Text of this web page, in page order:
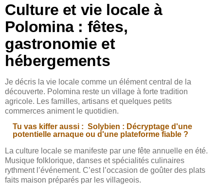
Culture et vie locale à
Polomina : fêtes,
gastronomie et
hébergements
Je décris la vie locale comme un élément central de la
découverte. Polomina reste un village à forte tradition
agricole. Les familles, artisans et quelques petits
commerces animent le quotidien.
Tu vas kiffer aussi : Solybien : Décryptage d'une
potentielle arnaque ou d'une plateforme fiable ?
La culture locale se manifeste par une fête annuelle en été.
Musique folklorique, danses et spécialités culinaires
rythment l’événement. C’est l’occasion de goûter des plats
faits maison préparés par les villageois.